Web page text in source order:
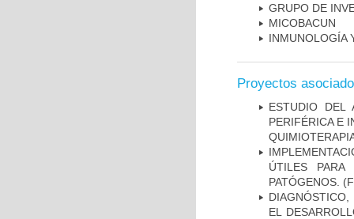
GRUPO DE
MICOBAC­UN
INMUNOLOGÍA
Proyectos
ESTUDIO DEL
PERIFÉRICA E
ÚTILES
PATÓGENOS.
EL